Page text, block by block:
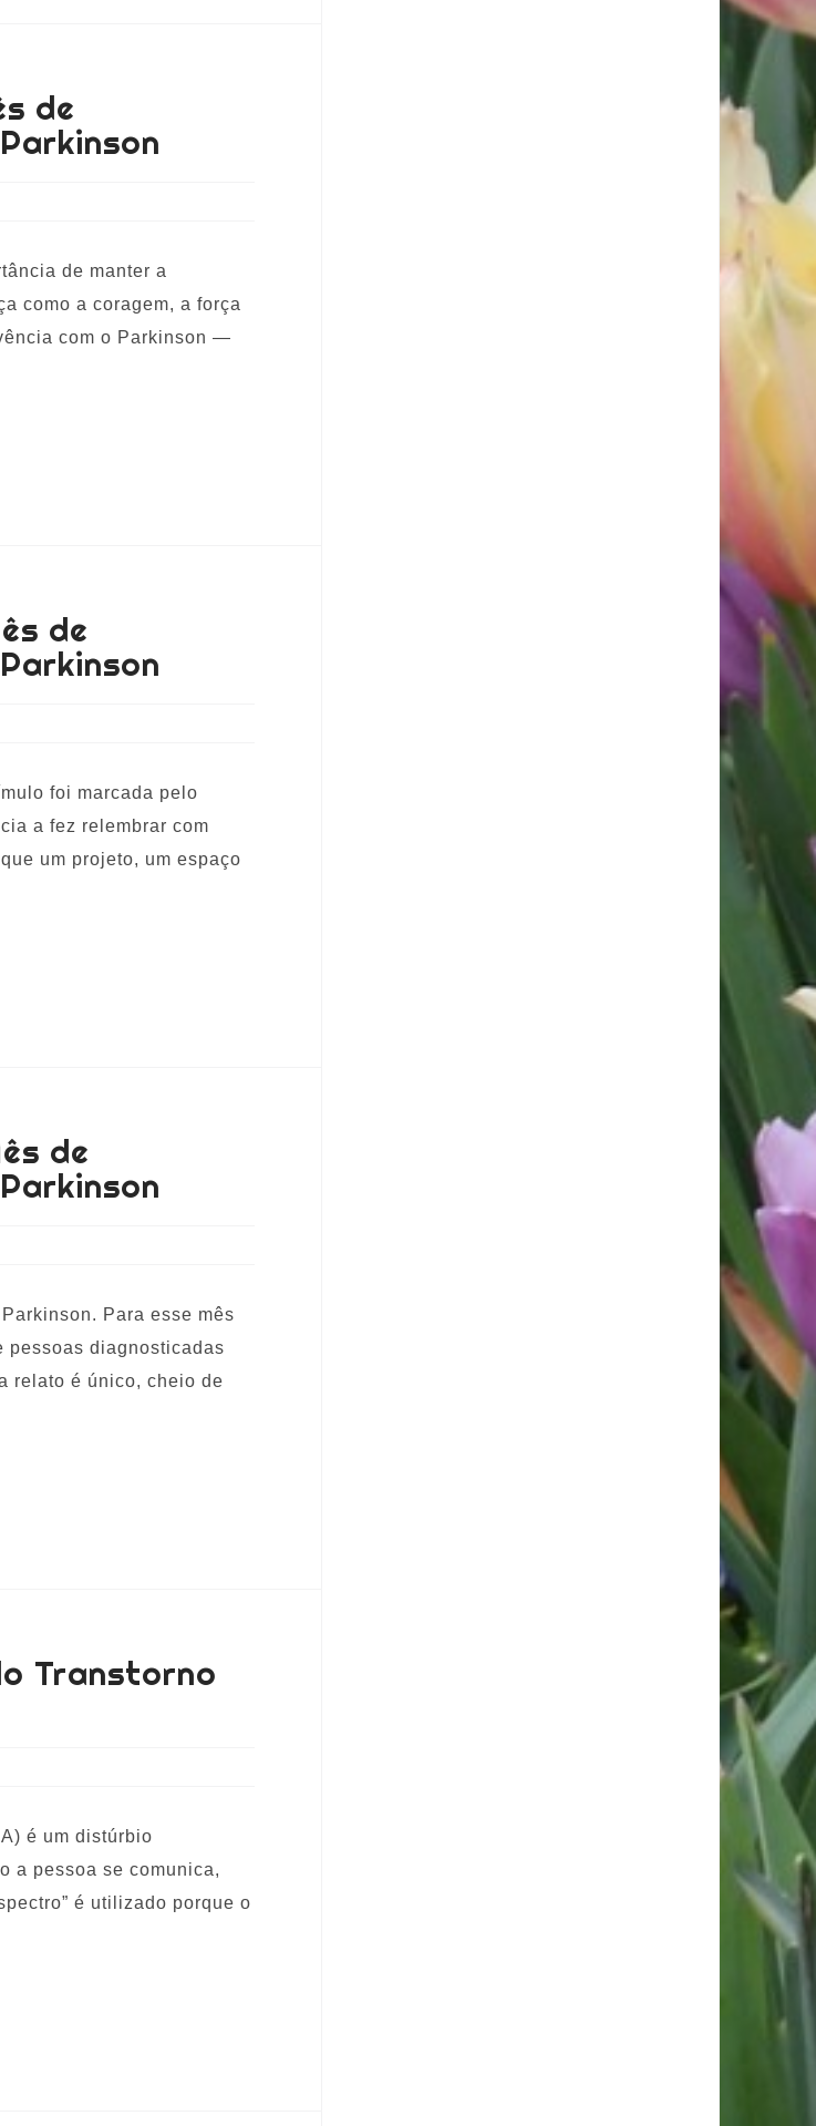
de
de manter a
como a coragem, a força
com o Parkinson —
de
foi marcada pelo
a fez relembrar com
um projeto, um espaço
de
Para esse mês
pessoas diagnosticadas
relato é único, cheio de
Transtorno
é um distúrbio
a pessoa se comunica,
é utilizado porque o